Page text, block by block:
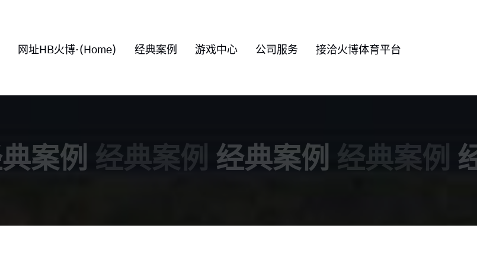
网址HB火博·(Home) 经典案例 游戏中心 公司服务 接洽火博体育平台
案例 经典案例 经典案例 经典案例